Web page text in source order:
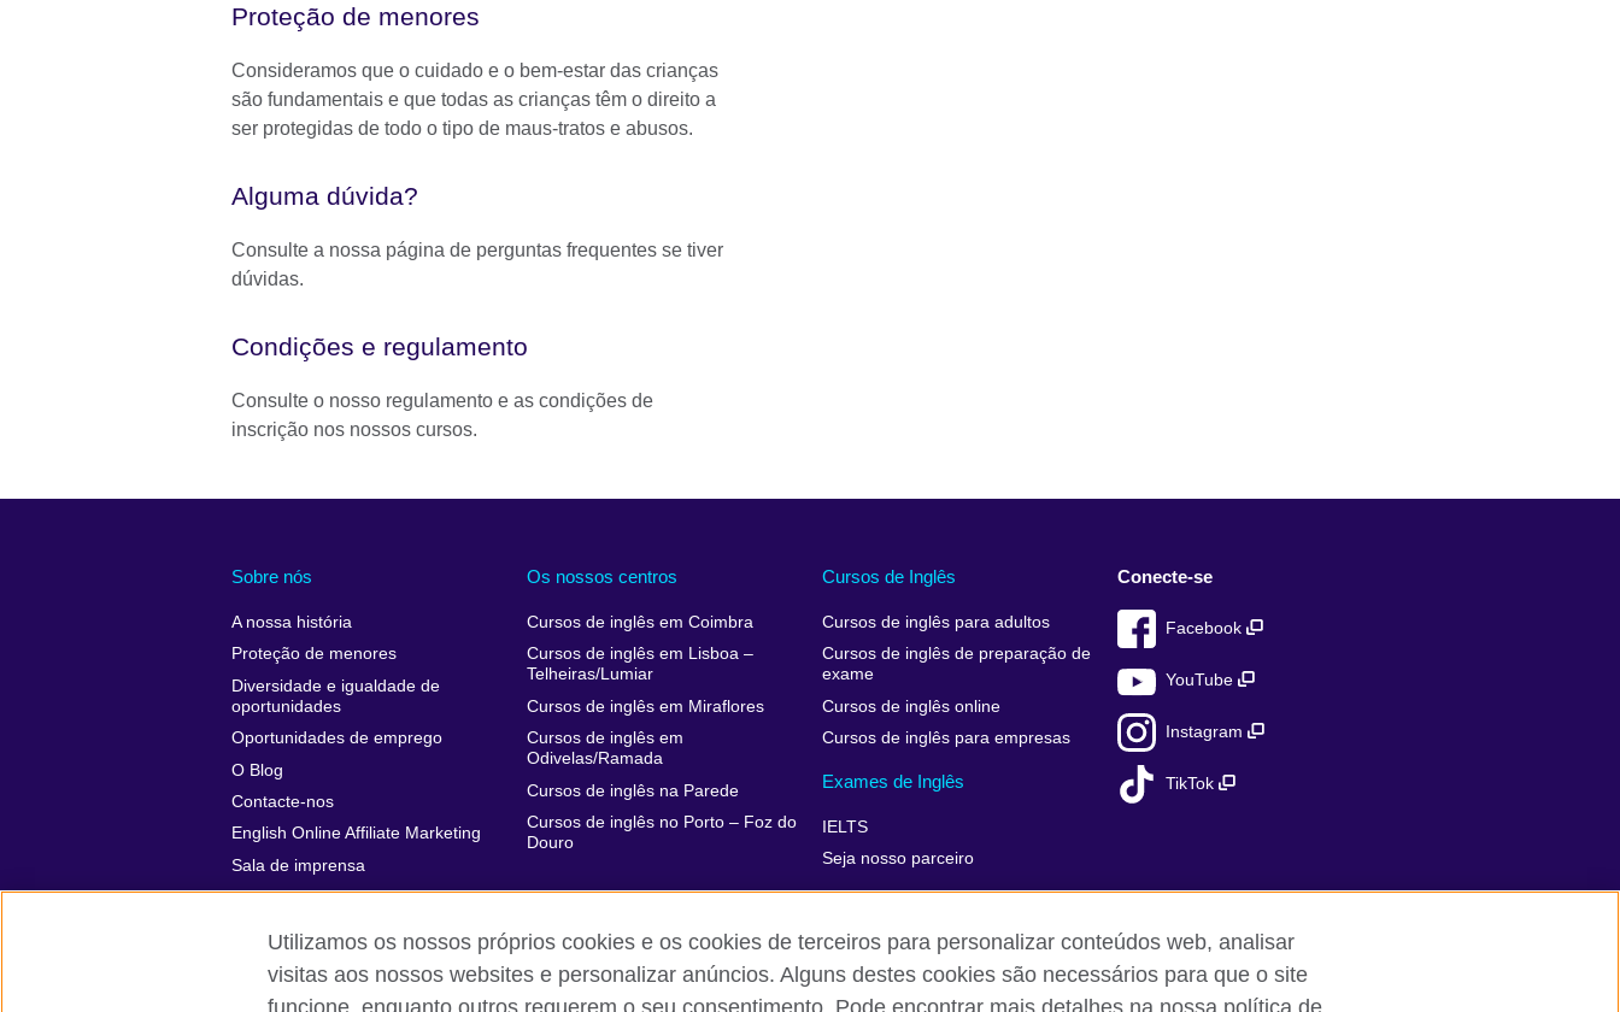
Proteção de menores
Consideramos que o cuidado e o bem-estar das crianças
são fundamentais e que todas as crianças têm o direito a
ser protegidas de todo o tipo de maus-tratos e abusos.
Alguma dúvida?
Consulte a nossa página de perguntas frequentes se tiver
dúvidas.
Condições e regulamento
Consulte o nosso regulamento e as condições de
inscrição nos nossos cursos.
Sobre nós
A nossa história
Proteção de menores
Diversidade e igualdade de
oportunidades
Oportunidades de emprego
O Blog
Contacte-nos
English Online Affiliate Marketing
Sala de imprensa
Os nossos centros
Cursos de inglês em Coimbra
Cursos de inglês em Lisboa –
Telheiras/Lumiar
Cursos de inglês em Miraflores
Cursos de inglês em
Odivelas/Ramada
Cursos de inglês na Parede
Cursos de inglês no Porto – Foz do
Douro
Cursos de Inglês
Cursos de inglês para adultos
Cursos de inglês de preparação de
exame
Cursos de inglês online
Cursos de inglês para empresas
Exames de Inglês
IELTS
Seja nosso parceiro
Conecte-se
Facebook
YouTube
Instagram
TikTok
British Council global Privacidade e termos de utilização Cookies Mapa do sítio
Utilizamos os nossos próprios cookies e os cookies de terceiros para personalizar conteúdos web, analisar
visitas aos nossos websites e personalizar anúncios. Alguns destes cookies são necessários para que o site
funcione, enquanto outros requerem o seu consentimento. Pode encontrar mais detalhes na nossa política de